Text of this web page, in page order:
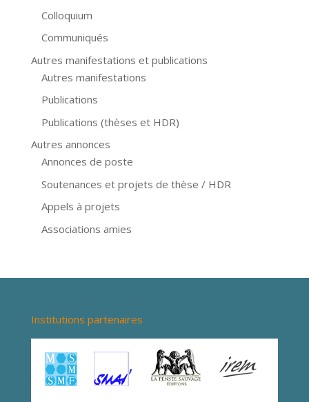
Colloquium
Communiqués
Autres manifestations et publications
Autres manifestations
Publications
Publications (thèses et HDR)
Autres annonces
Annonces de poste
Soutenances et projets de thèse / HDR
Appels à projets
Associations amies
Institutions partenaires